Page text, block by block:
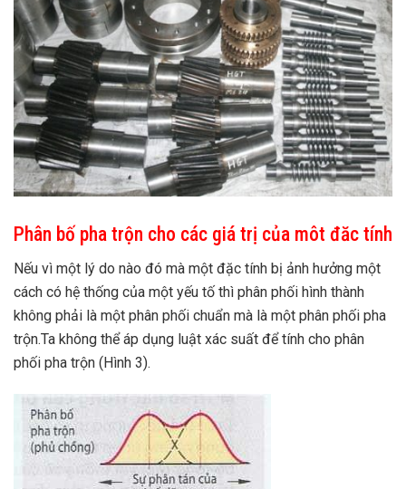
Phân bố pha trộn cho các giá trị của môt đăc tính
Nếu vì một lý do nào đó mà một đặc tính bị ảnh hưởng một
cách có hệ thống của một yếu tố thì phân phối hình thành
không phải là một phân phối chuẩn mà là một phân phối pha
trộn.Ta không thể áp dụng luật xác suất để tính cho phân
phối pha trộn (Hình 3).